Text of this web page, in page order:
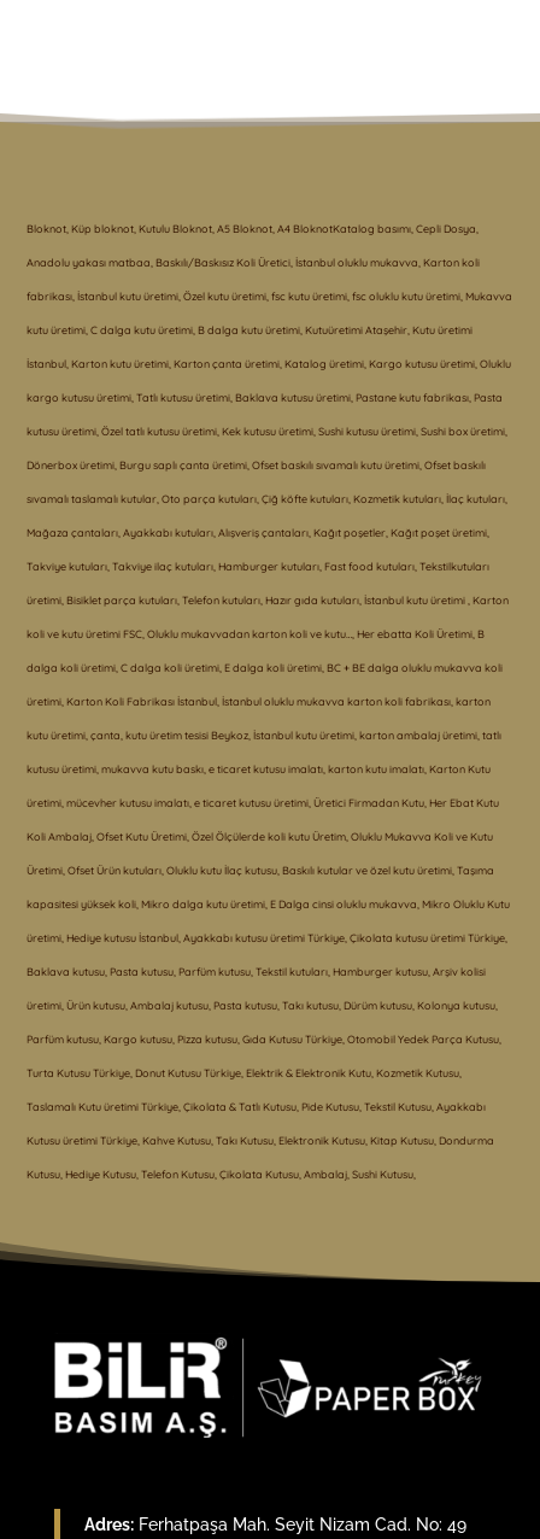
Bloknot, Küp bloknot, Kutulu Bloknot, A5 Bloknot, A4 BloknotKatalog basımı, Cepli Dosya,
Anadolu yakası matbaa, Baskılı/Baskısız Koli Üretici, İstanbul oluklu mukavva, Karton koli
fabrikası, İstanbul kutu üretimi, Özel kutu üretimi, fsc kutu üretimi, fsc oluklu kutu üretimi, Mukavva
kutu üretimi, C dalga kutu üretimi, B dalga kutu üretimi, Kutuüretimi Ataşehir, Kutu üretimi
İstanbul, Karton kutu üretimi, Karton çanta üretimi, Katalog üretimi, Kargo kutusu üretimi, Oluklu
kargo kutusu üretimi, Tatlı kutusu üretimi, Baklava kutusu üretimi, Pastane kutu fabrikası, Pasta
kutusu üretimi, Özel tatlı kutusu üretimi, Kek kutusu üretimi, Sushi kutusu üretimi, Sushi box üretimi,
Dönerbox üretimi, Burgu saplı çanta üretimi, Ofset baskılı sıvamalı kutu üretimi, Ofset baskılı
sıvamalı taslamalı kutular, Oto parça kutuları, Çiğ köfte kutuları, Kozmetik kutuları, İlaç kutuları,
Mağaza çantaları, Ayakkabı kutuları, Alışveriş çantaları, Kağıt poşetler, Kağıt poşet üretimi,
Takviye kutuları, Takviye ilaç kutuları, Hamburger kutuları, Fast food kutuları, Tekstilkutuları
üretimi, Bisiklet parça kutuları, Telefon kutuları, Hazır gıda kutuları, İstanbul kutu üretimi , Karton
koli ve kutu üretimi FSC, Oluklu mukavvadan karton koli ve kutu…, Her ebatta Koli Üretimi, B
dalga koli üretimi, C dalga koli üretimi, E dalga koli üretimi, BC + BE dalga oluklu mukavva koli
üretimi, Karton Koli Fabrikası İstanbul, İstanbul oluklu mukavva karton koli fabrikası, karton
kutu üretimi, çanta, kutu üretim tesisi Beykoz, İstanbul kutu üretimi, karton ambalaj üretimi, tatlı
kutusu üretimi, mukavva kutu baskı, e ticaret kutusu imalatı, karton kutu imalatı, Karton Kutu
üretimi, mücevher kutusu imalatı, e ticaret kutusu üretimi, Üretici Firmadan Kutu, Her Ebat Kutu
Koli Ambalaj, Ofset Kutu Üretimi, Özel Ölçülerde koli kutu Üretim, Oluklu Mukavva Koli ve Kutu
Üretimi, Ofset Ürün kutuları, Oluklu kutu İlaç kutusu, Baskılı kutular ve özel kutu üretimi, Taşıma
kapasitesi yüksek koli, Mikro dalga kutu üretimi, E Dalga cinsi oluklu mukavva, Mikro Oluklu Kutu
üretimi, Hediye kutusu İstanbul, Ayakkabı kutusu üretimi Türkiye, Çikolata kutusu üretimi Türkiye,
Baklava kutusu, Pasta kutusu, Parfüm kutusu, Tekstil kutuları, Hamburger kutusu, Arşiv kolisi
üretimi, Ürün kutusu, Ambalaj kutusu, Pasta kutusu, Takı kutusu, Dürüm kutusu, Kolonya kutusu,
Parfüm kutusu, Kargo kutusu, Pizza kutusu, Gıda Kutusu Türkiye, Otomobil Yedek Parça Kutusu,
Turta Kutusu Türkiye, Donut Kutusu Türkiye, Elektrik & Elektronik Kutu, Kozmetik Kutusu,
Taslamalı Kutu üretimi Türkiye, Çikolata & Tatlı Kutusu, Pide Kutusu, Tekstil Kutusu, Ayakkabı
Kutusu üretimi Türkiye, Kahve Kutusu, Takı Kutusu, Elektronik Kutusu, Kitap Kutusu, Dondurma
Kutusu, Hediye Kutusu, Telefon Kutusu, Çikolata Kutusu, Ambalaj, Sushi Kutusu,
Adres:Ferhatpaşa Mah. Seyit Nizam Cad. No: 49